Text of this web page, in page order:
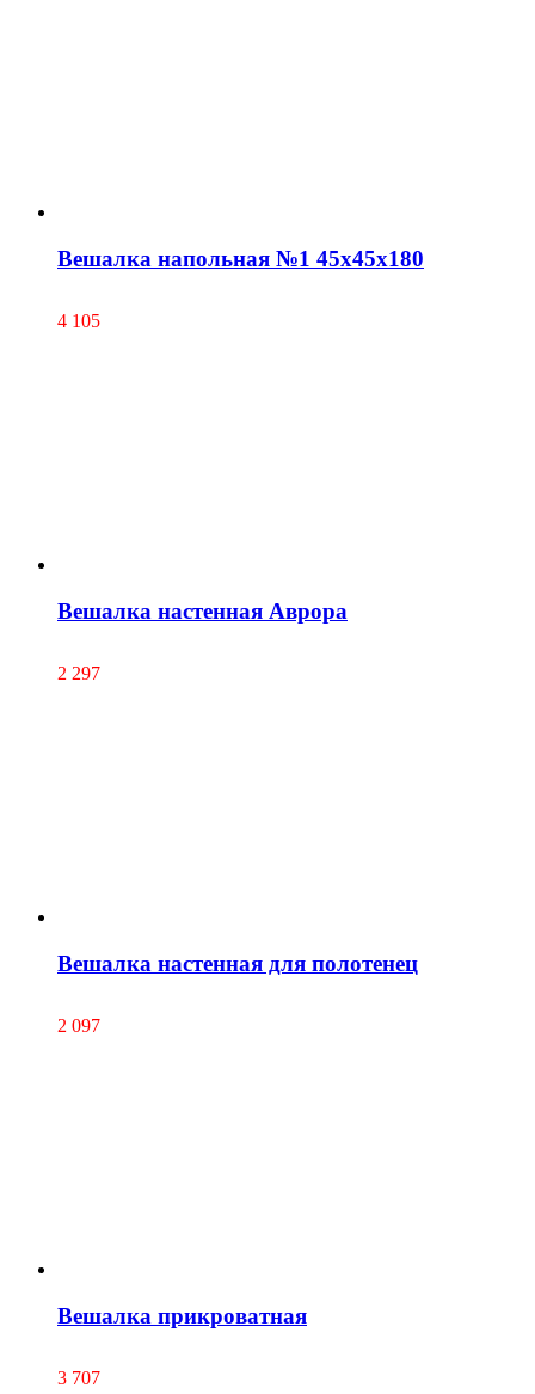
Вешалка напольная №1 45х45х180
4 105
Вешалка настенная Аврора
2 297
Вешалка настенная для полотенец
2 097
Вешалка прикроватная
3 707